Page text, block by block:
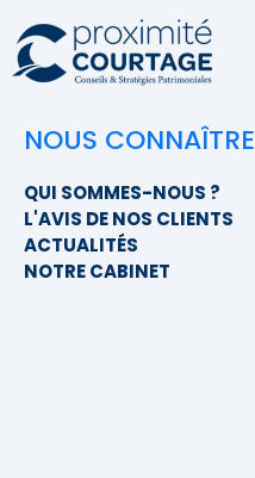
NOUS CONNAÎTRE
QUI SOMMES-NOUS ?
L'AVIS DE NOS CLIENTS
ACTUALITÉS
NOTRE CABINET